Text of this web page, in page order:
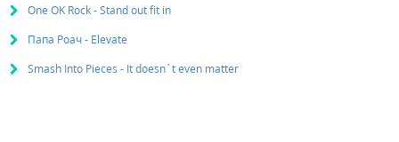
One OK Rock - Stand out fit in
Папа Роач - Elevate
Smash Into Pieces - It doesn`t even matter